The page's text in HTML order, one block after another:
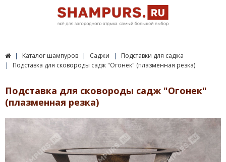
Каталог шампуров Саджи
Подставки для саджа
Подставка для сковороды садж "Огонек" (плазменная резка)
Подставка для сковороды садж "Огонек"
(плазменная резка)